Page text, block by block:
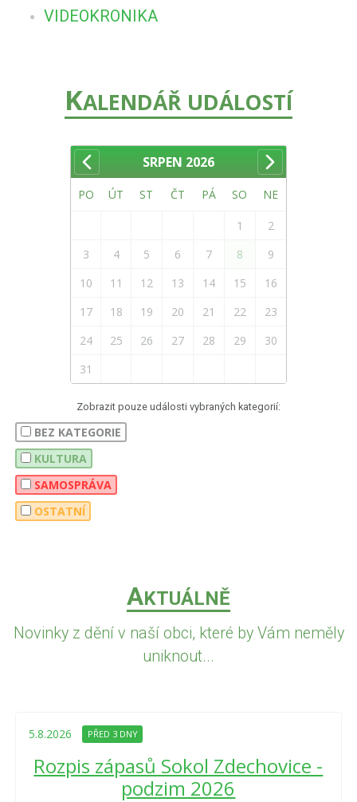
VIDEOKRONIKA
KALENDÁŘ UDÁLOSTÍ
SRPEN 2026
PO ÚT ST ČT PÁ SO NE
1
2
3
4 5 6 7 8
9
10
11 12 13 14 15
16
17
18 19 20 21 22
23
24
25 26 27 28 29
30
31
Zobrazit pouze události vybraných kategorií:
BEZ KATEGORIE
KULTURA
SAMOSPRÁVA
OSTATNÍ
AKTUÁLNĚ
Novinky z dění v naší obci, které by Vám neměly
uniknout...
5.8.2026 PŘED 3 DNY
Rozpis zápasů Sokol Zdechovice -
podzim 2026